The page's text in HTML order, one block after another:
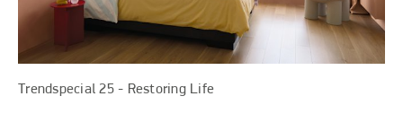
Trendspecial 25 - Restoring Life